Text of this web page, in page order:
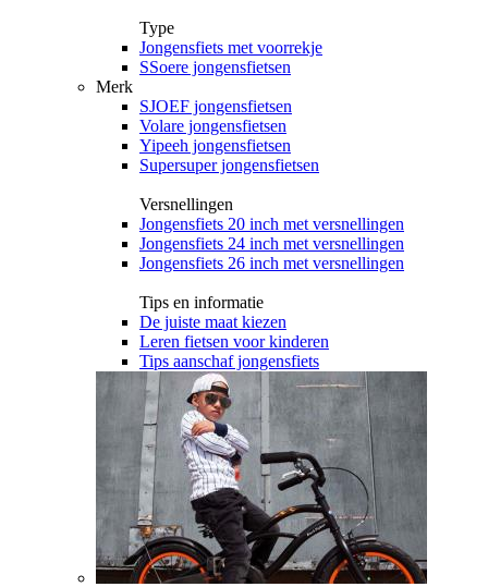
Type
Jongensfiets met voorrekje
SSoere jongensfietsen
Merk
SJOEF jongensfietsen
Volare jongensfietsen
Yipeeh jongensfietsen
Supersuper jongensfietsen
Versnellingen
Jongensfiets 20 inch met versnellingen
Jongensfiets 24 inch met versnellingen
Jongensfiets 26 inch met versnellingen
Tips en informatie
De juiste maat kiezen
Leren fietsen voor kinderen
Tips aanschaf jongensfiets